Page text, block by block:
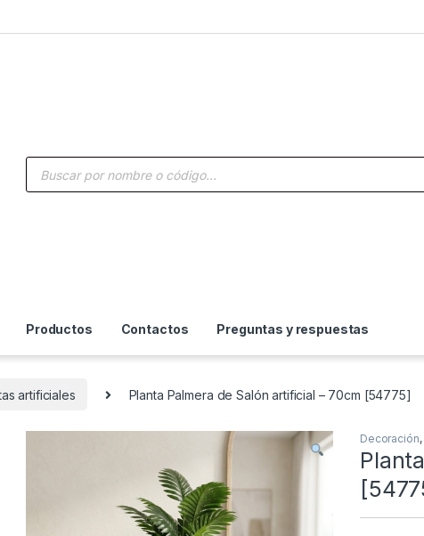
Búsqueda de productos
Productos Contactos Preguntas y respuestas
artificiales Planta Palmera de Salón artificial – 70cm [54775]
Decoración,